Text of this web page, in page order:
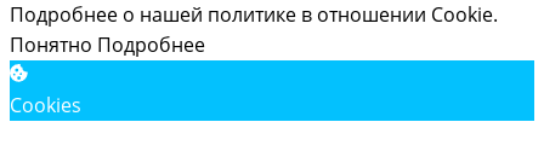
Подробнее о нашей политике в отношении Cookie.
Понятно Подробнее
Cookies